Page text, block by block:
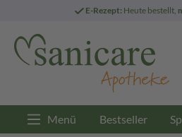
E-Rezept: Heute bestellt,
Menü Bestseller